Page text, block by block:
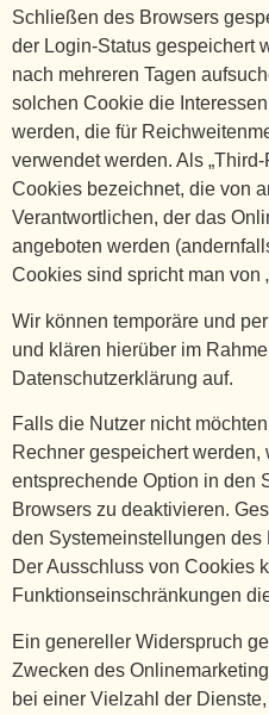
Schließen des Browsers
der Login-Status gespeichert
nach mehreren Tagen
solchen Cookie die
werden, die für
verwendet werden. Als
Cookies bezeichnet, die von
Verantwortlichen, der das
angeboten werden
Cookies sind spricht man von
Wir können temporäre und
und klären hierüber im
Datenschutzerklärung auf.
Falls die Nutzer nicht
Rechner gespeichert
entsprechende Option in den
Browsers zu deaktivieren.
den Systemeinstellungen
Der Ausschluss von Cookies
Funktionseinschränkungen
Ein genereller Widerspruch
Zwecken des
bei einer Vielzahl der